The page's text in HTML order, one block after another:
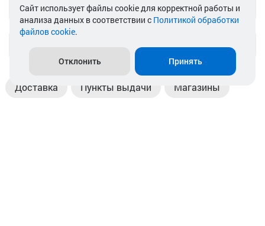
Telegram
Доставка Пункты выдачи Магазины
Cайт использует файлы cookie для корректной работы и
анализа данных в соответствии с Политикой обработки
файлов cookie.
Отклонить Принять